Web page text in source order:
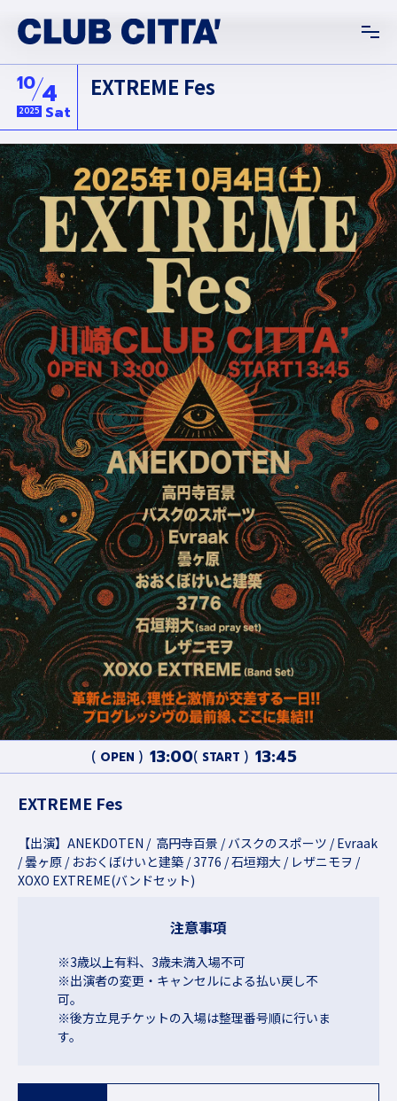
10 4
2025 Sat
EXTREME Fes
OPEN 13:00 START 13:45
EXTREME Fes
【出演】ANEKDOTEN / 高円寺百景 / バスクのスポーツ / Evraak
/ 曇ヶ原 / おおくぼけいと建築 / 3776 / 石垣翔大 / レザニモヲ /
XOXO EXTREME(バンドセット)
注意事項
※3歳以上有料、3歳未満入場不可
※出演者の変更・キャンセルによる払い戻し不
可。
※後方立見チケットの入場は整理番号順に行いま
す。